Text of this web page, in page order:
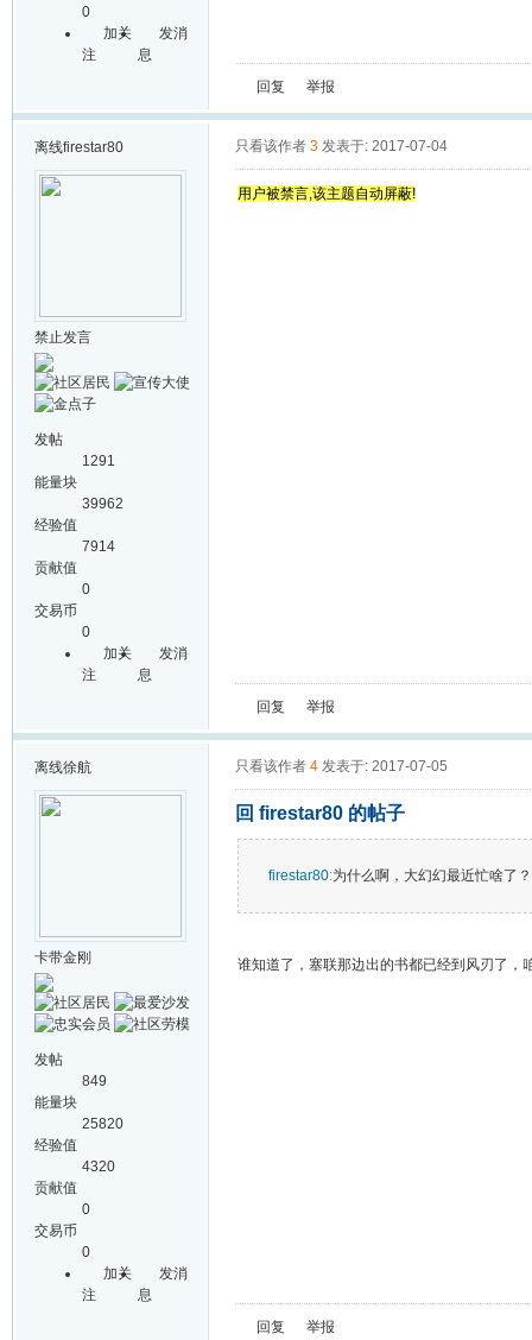
0
加关
注
发消
息
回复 举报
离线firestar80
禁止发言
发帖
1291
能量块
39962
经验值
7914
贡献值
0
交易币
0
加关
注
发消
息
只看该作者 3 发表于: 2017-07-04
用户被禁言,该主题自动屏蔽!
回复 举报
离线徐航
卡带金刚
发帖
849
能量块
25820
经验值
4320
贡献值
0
交易币
0
加关
注
发消
息
只看该作者 4 发表于: 2017-07-05
回 firestar80 的帖子
firestar80:为什么啊，大幻幻最近忙啥了
谁知道了，塞联那边出的书都已经到风刃了，
回复 举报